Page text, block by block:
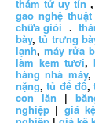
thám tử uy tín
gao nghệ thuật
chữa giỏi .
bày,tủ trưng
lạnh, máy rửa
làm kem tươi,
hàng nhà máy,
nặng,tủ để đồ,
con lăn |
nghiệp | giá